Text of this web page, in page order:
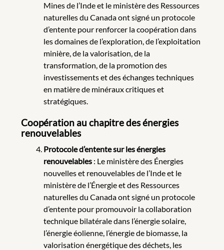
Mines de l’Inde et le ministère des Ressources
naturelles du Canada ont signé un protocole
d’entente pour renforcer la coopération dans
les domaines de l’exploration, de l’exploitation
minière, de la valorisation, de la
transformation, de la promotion des
investissements et des échanges techniques
en matière de minéraux critiques et
stratégiques.
Coopération au chapitre des énergies
renouvelables
Protocole d’entente sur les énergies
renouvelables: Le ministère des Énergies
nouvelles et renouvelables de l’Inde et le
ministère de l’Énergie et des Ressources
naturelles du Canada ont signé un protocole
d’entente pour promouvoir la collaboration
technique bilatérale dans l’énergie solaire,
l’énergie éolienne, l’énergie de biomasse, la
valorisation énergétique des déchets, les